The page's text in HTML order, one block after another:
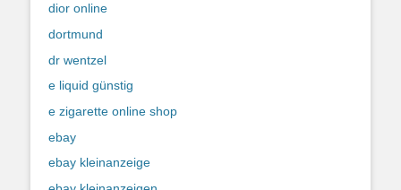
dior online
dortmund
dr wentzel
e liquid günstig
e zigarette online shop
ebay
ebay kleinanzeige